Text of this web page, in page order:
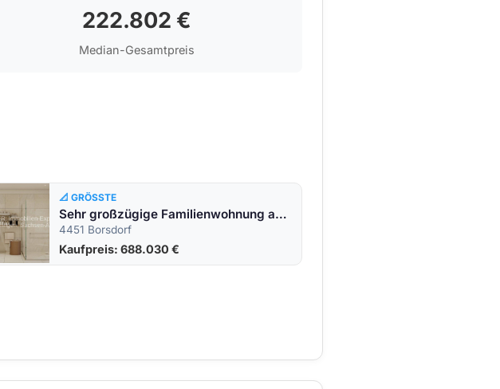
222.802 €
Median-Gesamtpreis
📐 GRÖSSTE
Sehr großzügige Familienwohnung ab 2.800 &#8364;/m² mit bis zu 5 Zimmer und bis zu 3 Bädern
4451 Borsdorf
Kaufpreis: 688.030 €